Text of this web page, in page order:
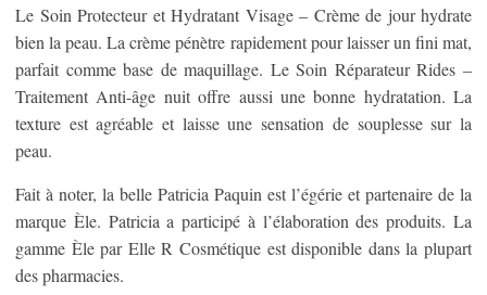
Le Soin Protecteur et Hydratant Visage – Crème de jour hydrate
bien la peau. La crème pénètre rapidement pour laisser un fini mat,
parfait comme base de maquillage. Le Soin Réparateur Rides –
Traitement Anti-âge nuit offre aussi une bonne hydratation. La
texture est agréable et laisse une sensation de souplesse sur la
peau.
Fait à noter, la belle Patricia Paquin est l’égérie et partenaire de la
marque Èle. Patricia a participé à l’élaboration des produits. La
gamme Èle par Elle R Cosmétique est disponible dans la plupart
des pharmacies.